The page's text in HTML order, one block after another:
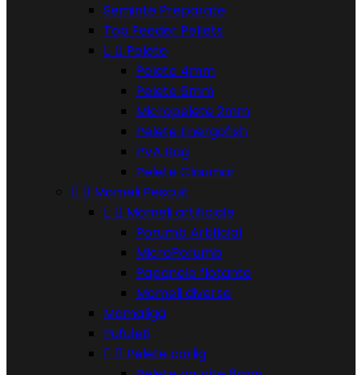
Seminte Preparate
Top Feeder Pellets
  Pelete
Pelete 4mm
Pelete 6mm
Micropelete 2mm
Pelete Energofish
PVA Bag
Pelete Claumar
  Momeli Pescuit
  Momeli artificiale
Porumb Artificial
MicroPorumb
Papanele flotante
Momeli diverse
Mamaliga
Pufuleti
  Pelete carlig